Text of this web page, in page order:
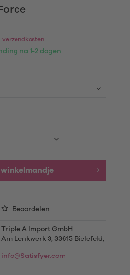
verzendkosten
na 1-2 dagen
winkelmandje
Beoordelen
Triple A Import GmbH
Am Lenkwerk 3, 33615 Bielefeld,
info@Satisfyer.com